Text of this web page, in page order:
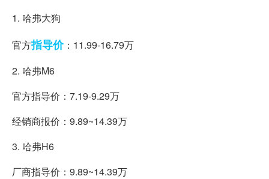
1. 哈弗大狗
官方指导价：11.99-16.79万
2. 哈弗M6
官方指导价：7.19-9.29万
经销商报价：9.89~14.39万
3. 哈弗H6
厂商指导价：9.89~14.39万